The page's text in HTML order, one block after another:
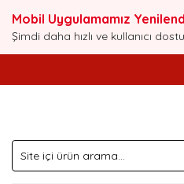
Mobil Uygulamamız
Şimdi daha hızlı ve kullanıcı dostu